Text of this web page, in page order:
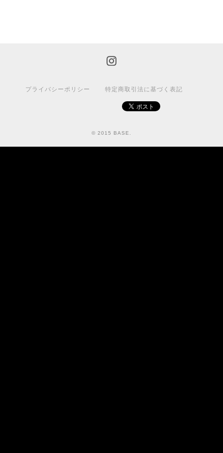
プライバシーポリシー 特定商取引法に基づく表記
© 2015 BASE.